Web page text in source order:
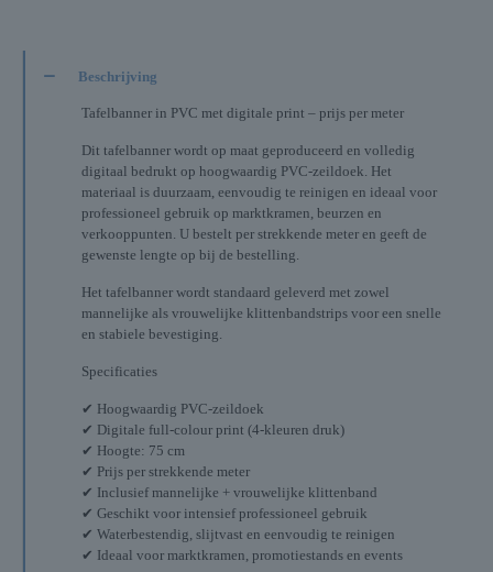
Beschrijving
Tafelbanner in PVC met digitale print – prijs per meter
Dit tafelbanner wordt op maat geproduceerd en volledig
digitaal bedrukt op hoogwaardig PVC-zeildoek. Het
materiaal is duurzaam, eenvoudig te reinigen en ideaal voor
professioneel gebruik op marktkramen, beurzen en
verkooppunten. U bestelt per strekkende meter en geeft de
gewenste lengte op bij de bestelling.
Het tafelbanner wordt standaard geleverd met zowel
mannelijke als vrouwelijke klittenbandstrips voor een snelle
en stabiele bevestiging.
Specificaties
✔ Hoogwaardig PVC-zeildoek
✔ Digitale full-colour print (4-kleuren druk)
✔ Hoogte: 75 cm
✔ Prijs per strekkende meter
✔ Inclusief mannelijke + vrouwelijke klittenband
✔ Geschikt voor intensief professioneel gebruik
✔ Waterbestendig, slijtvast en eenvoudig te reinigen
✔ Ideaal voor marktkramen, promotiestands en events